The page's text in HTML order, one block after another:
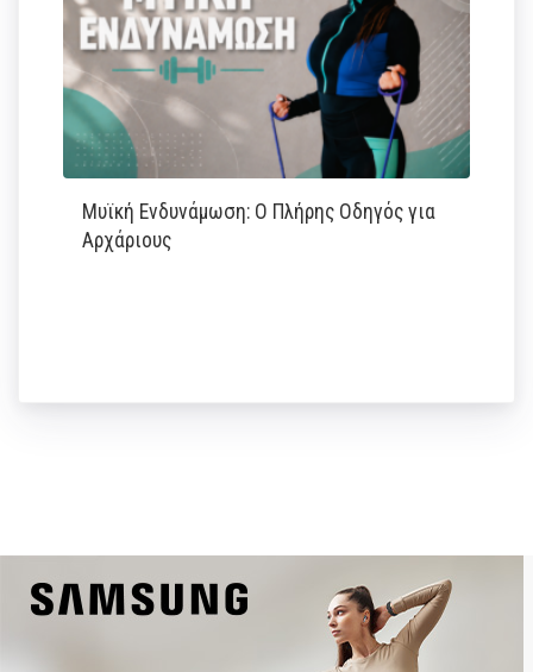
Μυϊκή Ενδυνάμωση: Ο Πλήρης Οδηγός για
Αρχάριους